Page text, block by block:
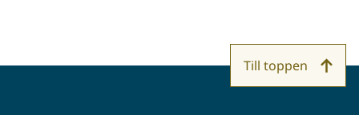
Till toppen